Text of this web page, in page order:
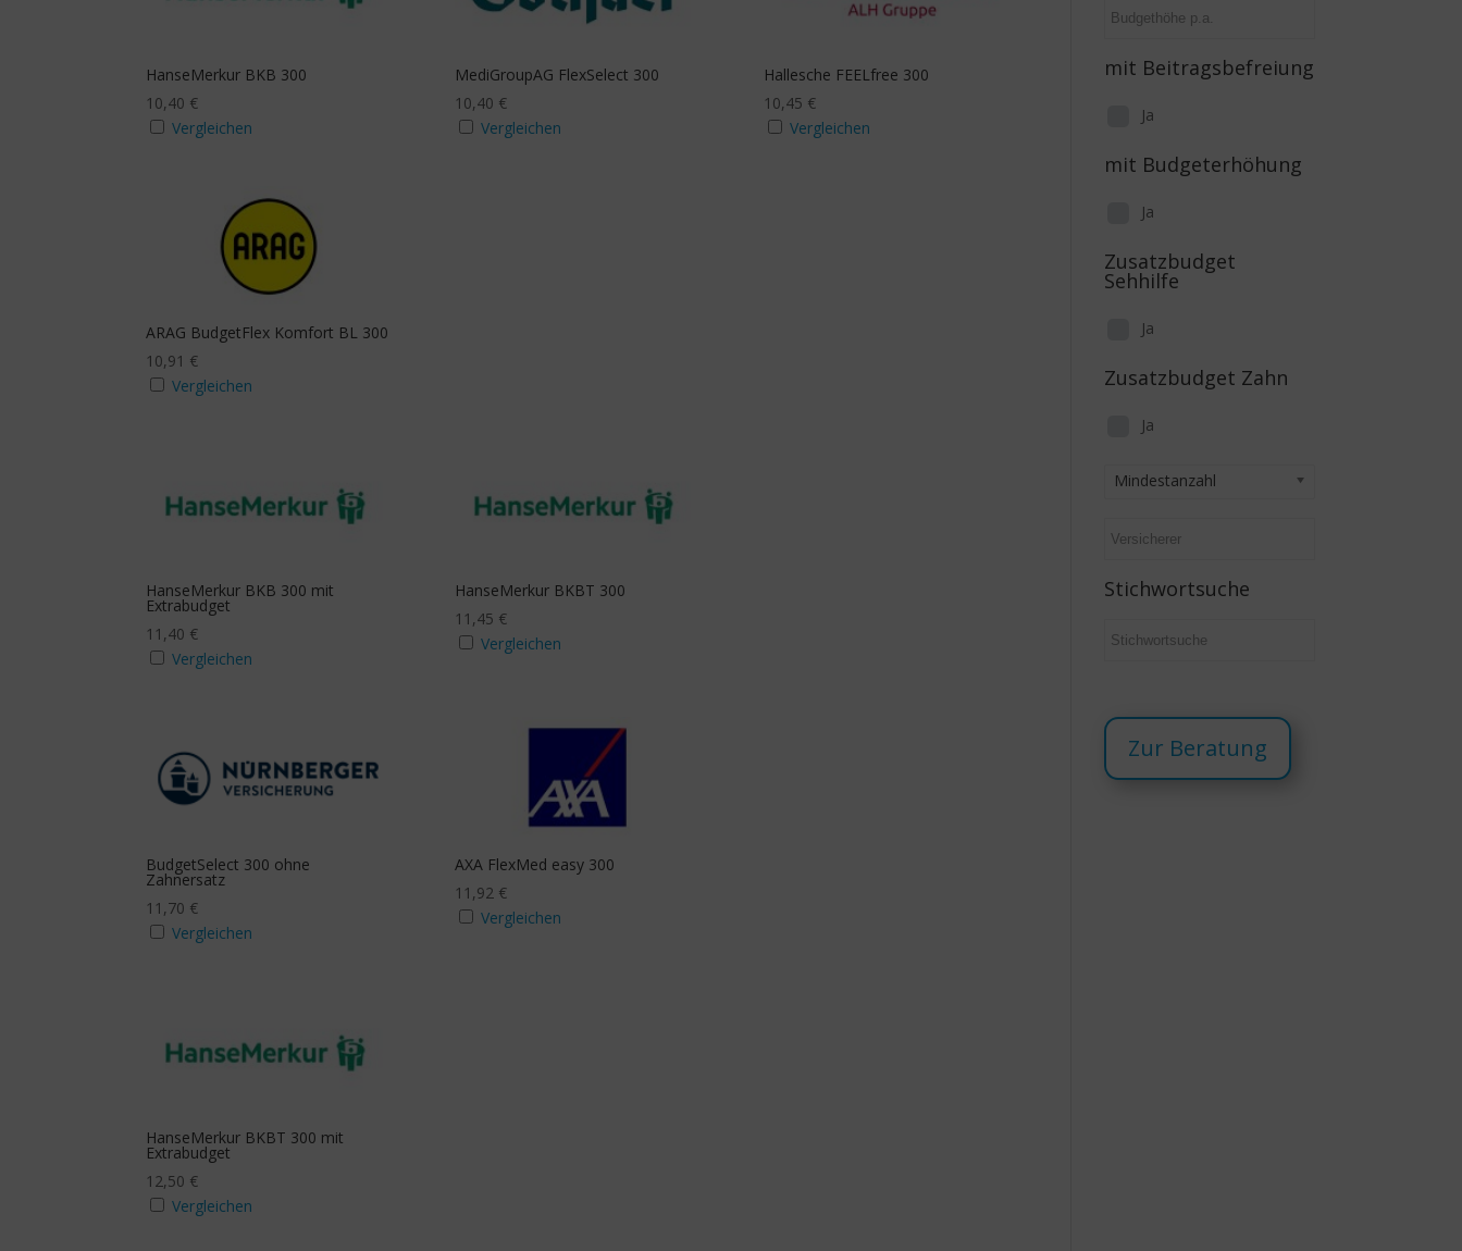
mit Budgeterhöhung Zusatzbudget Sehhilfe Zusatzbudget Zahn
Mindestanzahl Stichwortsuche
HanseMerkur BKB 300
10,40 €
Vergleichen
MediGroupAG FlexSelect 300
10,40 €
Vergleichen
Hallesche FEELfree 300
10,45 €
Vergleichen
ARAG BudgetFlex Komfort BL 300
10,91 €
Vergleichen
HanseMerkur BKB 300 mit
Extrabudget
11,40 €
Vergleichen
HanseMerkur BKBT 300
11,45 €
Vergleichen
BudgetSelect 300 ohne
Zahnersatz
11,70 €
Vergleichen
AXA FlexMed easy 300
11,92 €
Vergleichen
HanseMerkur BKBT 300 mit
Extrabudget
12,50 €
Vergleichen
mit Beitragsbefreiung
Ja
mit Budgeterhöhung
Ja
Zusatzbudget
Sehhilfe
Ja
Zusatzbudget Zahn
Ja
Mindestanzahl
Stichwortsuche
Zur Beratung